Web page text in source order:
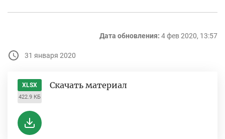
Дата обновления: 4 фев 2020, 13:57
31 января 2020
XLSX
422.9 КБ
Скачать материал